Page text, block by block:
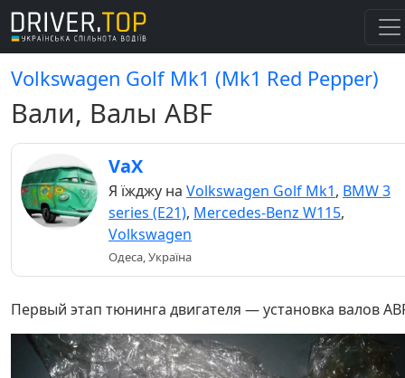
Volkswagen Golf Mk1 (Mk1 Red Pepper)
Вали, Валы ABF
VaX
Я їжджу на Volkswagen Golf Mk1, BMW 3
series (E21), Mercedes-Benz W115,
Volkswagen
Одеса, Україна
Первый этап тюнинга двигателя — установка валов